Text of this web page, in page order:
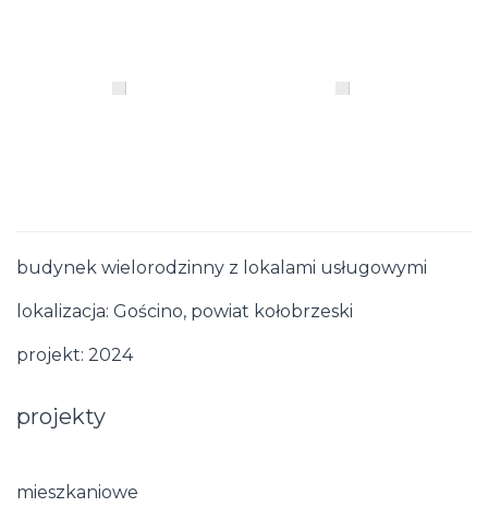
budynek wielorodzinny z lokalami usługowymi
lokalizacja: Gościno, powiat kołobrzeski
projekt: 2024
projekty
mieszkaniowe